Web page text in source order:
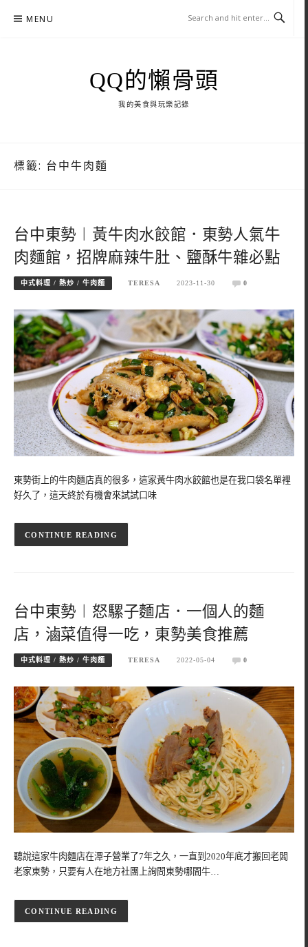
MENU
QQ的懶骨頭
我的美食與玩樂記錄
標籤: 台中牛肉麵
台中東勢︱黃牛肉水餃館．東勢人氣牛
肉麵館，招牌麻辣牛肚、鹽酥牛雜必點
中式料理 / 熱炒 / 牛肉麵 TERESA 2023-11-30 0
東勢街上的牛肉麵店真的很多，這家黃牛肉水餃館也是在我口袋名單裡
好久了，這天終於有機會來試試口味
CONTINUE READING
台中東勢︱怒騾子麵店．一個人的麵
店，滷菜值得一吃，東勢美食推薦
中式料理 / 熱炒 / 牛肉麵 TERESA 2022-05-04 0
聽說這家牛肉麵店在潭子營業了7年之久，一直到2020年底才搬回老闆
老家東勢，只要有人在地方社團上詢問東勢哪間牛…
CONTINUE READING